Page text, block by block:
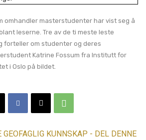
omhandler masterstudenter har vist seg å
leserne. Tre av de ti meste leste
forteller om studenter og deres
Katrine Fossum fra Institutt for
i Oslo på bildet.
KUNNSKAP - DEL DENNE